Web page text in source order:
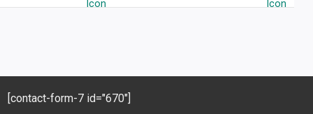
[contact-form-7 id="670"]